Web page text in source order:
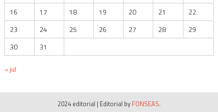
16
17 18 19 20 21
22
23
24 25 26 27 28
29
30
31
« jul
2024 editorial | Editorial by FONSEAS.